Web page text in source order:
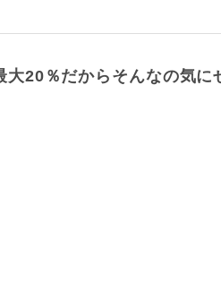
大20％だからそんなの気に